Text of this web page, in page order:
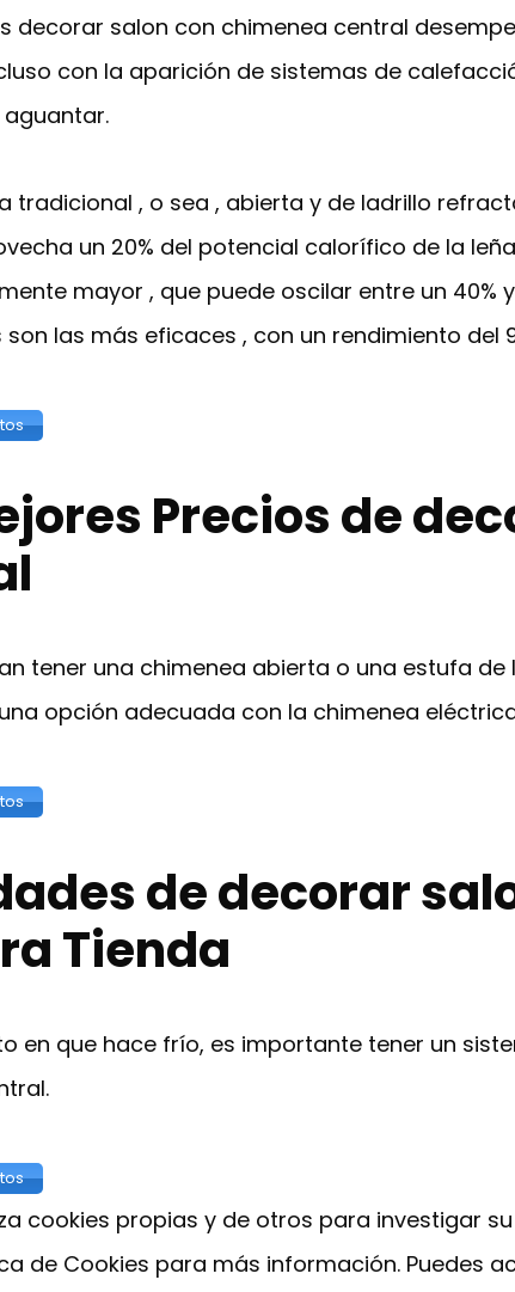
decorar salon con chimenea central
con la aparición de sistemas de
tradicional , o sea , abierta y de ladrillo
un 20% del potencial calorífico de la
mayor , que puede oscilar entre un 40%
son las más eficaces , con un rendimiento del
Precios de
tener una chimenea abierta o una estufa
opción adecuada con la chimenea
de decorar
Tienda
en que hace frío, es importante tener un
cookies propias y de otros para investigar
de Cookies para más información. Puedes